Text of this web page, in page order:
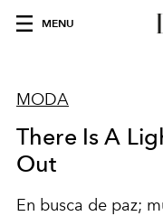
MENU
MODA
There Is A
Out
En busca de paz;